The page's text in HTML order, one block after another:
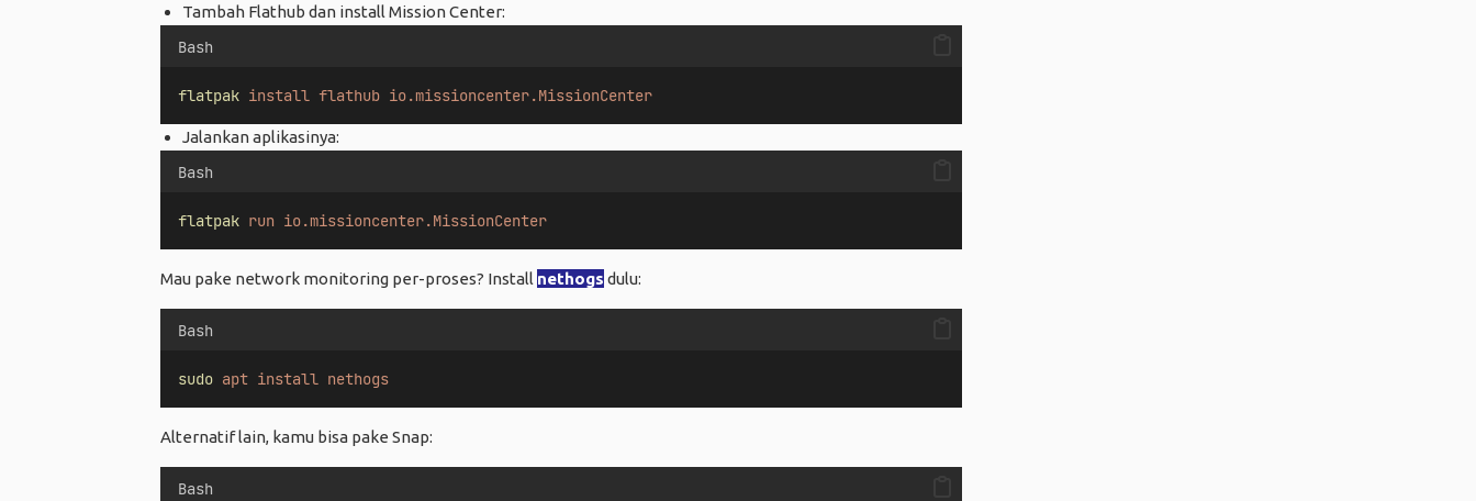
Tambah Flathub dan install Mission Center:
Bash
flatpak install flathub io.missioncenter.MissionCenter
Jalankan aplikasinya:
Bash
flatpak run io.missioncenter.MissionCenter
Mau pake network monitoring per-proses? Install nethogs dulu:
Bash
sudo apt install nethogs
Alternatif lain, kamu bisa pake Snap:
Bash